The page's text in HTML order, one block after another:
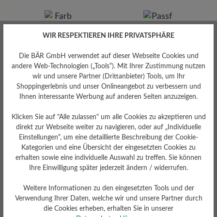
Via Monte Verena 31, 36022 S Zeno di Cassola, Italien
Farbe
natur
Passform
Bewertungen lesen
0 von 0 Bewertungen
WIR RESPEKTIEREN IHRE PRIVATSPHÄRE
Die BÄR GmbH verwendet auf dieser Webseite Cookies und
andere Web-Technologien („Tools“). Mit Ihrer Zustimmung nutzen
wir und unsere Partner (Drittanbieter) Tools, um Ihr
Shoppingerlebnis und unser Onlineangebot zu verbessern und
Ihnen interessante Werbung auf anderen Seiten anzuzeigen.
Klicken Sie auf "Alle zulassen" um alle Cookies zu akzeptieren und
direkt zur Webseite weiter zu navigieren, oder auf „Individuelle
Einstellungen“, um eine detaillierte Beschreibung der Cookie-
Kategorien und eine Übersicht der eingesetzten Cookies zu
erhalten sowie eine individuelle Auswahl zu treffen. Sie können
Ihre Einwilligung später jederzeit ändern / widerrufen.
Weitere Informationen zu den eingesetzten Tools und der
Verwendung Ihrer Daten, welche wir und unsere Partner durch
die Cookies erheben, erhalten Sie in unserer